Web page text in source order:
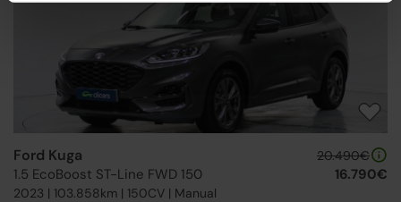
Ford Kuga
1.5 EcoBoost ST-Line FWD 150
2023 | 103.858km | 150CV | Manual
20.490€
16.790€